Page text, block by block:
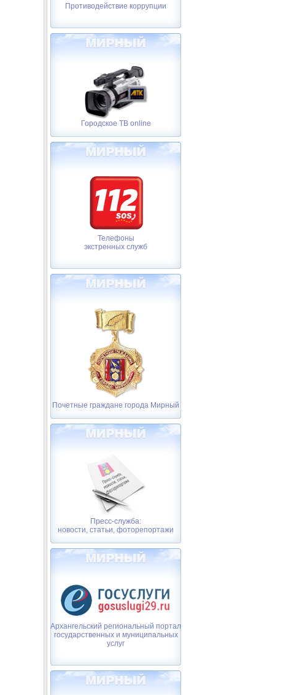
Противодействие коррупции
Городское ТВ online
Телефоны
экстренных служб
Почетные граждане города Мирный
Пресс-служба:
новости, статьи, фоторепортажи
Архангельский региональный портал
государственных и муниципальных
услуг